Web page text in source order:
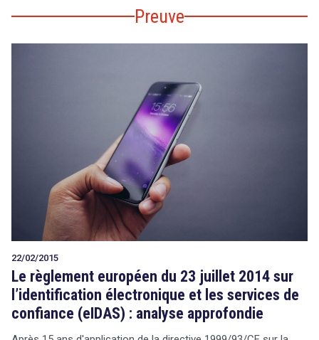
Preuve
22/02/2015
Le règlement européen du 23 juillet 2014 sur
l’identification électronique et les services de
confiance (eIDAS) : analyse approfondie